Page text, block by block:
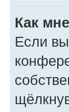
Как
Если